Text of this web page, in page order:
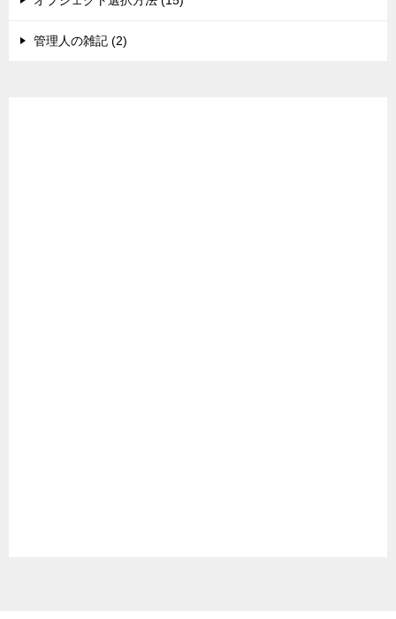
管理人の雑記 (2)